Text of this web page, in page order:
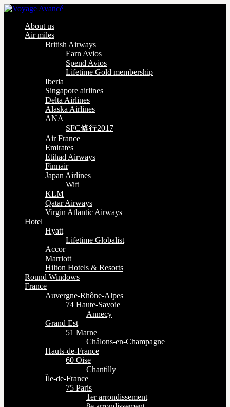
About us
Air miles
British Airways
Earn Avios
Spend Avios
Lifetime Gold membership
Iberia
Singapore airlines
Delta Airlines
Alaska Airlines
ANA
SFC修行2017
Air France
Emirates
Etihad Airways
Finnair
Japan Airlines
Wifi
KLM
Qatar Airways
Virgin Atlantic Airways
Hotel
Hyatt
Lifetime Globalist
Accor
Marriott
Hilton Hotels & Resorts
Round Windows
France
Auvergne-Rhône-Alpes
74 Haute-Savoie
Annecy
Grand Est
51 Marne
Châlons-en-Champagne
Hauts-de-France
60 Oise
Chantilly
Île-de-France
75 Paris
1er arrondissement